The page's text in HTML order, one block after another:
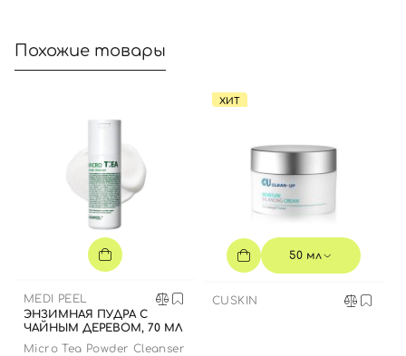
Похожие товары
MEDI PEEL
ЭНЗИМНАЯ ПУДРА С
ЧАЙНЫМ ДЕРЕВОМ, 70 МЛ
Micro Tea Powder Cleanser
ХИТ
50 мл
CUSKIN
Отправляя форму для авторизации/регистрации, вы
принимаете условия
Пользовательские соглашения
Войти с помощью e-mail